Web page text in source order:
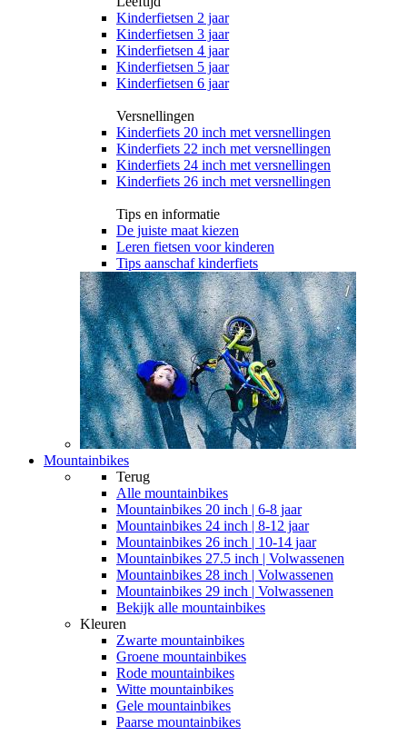
Kinderfietsen 2 jaar
Kinderfietsen 3 jaar
Kinderfietsen 4 jaar
Kinderfietsen 5 jaar
Kinderfietsen 6 jaar
Versnellingen
Kinderfiets 20 inch met versnellingen
Kinderfiets 22 inch met versnellingen
Kinderfiets 24 inch met versnellingen
Kinderfiets 26 inch met versnellingen
Tips en informatie
De juiste maat kiezen
Leren fietsen voor kinderen
Tips aanschaf kinderfiets
Mountainbikes
Terug
Alle mountainbikes
Mountainbikes 20 inch | 6-8 jaar
Mountainbikes 24 inch | 8-12 jaar
Mountainbikes 26 inch | 10-14 jaar
Mountainbikes 27.5 inch | Volwassenen
Mountainbikes 28 inch | Volwassenen
Mountainbikes 29 inch | Volwassenen
Bekijk alle mountainbikes
Kleuren
Zwarte mountainbikes
Groene mountainbikes
Rode mountainbikes
Witte mountainbikes
Gele mountainbikes
Paarse mountainbikes